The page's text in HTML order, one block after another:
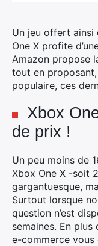
Un jeu offert ainsi
One X profite
Amazon propose
tout en
populaire, ces
Xbox
de prix !
Un peu moins de
Xbox One X -soit
gargantuesque,
Surtout lorsque
question n’est
semaines. En
e-commerce